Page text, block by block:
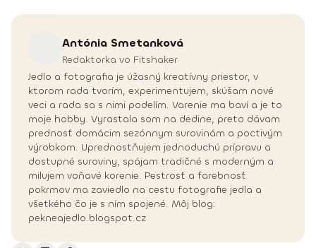
Antónia Smetanková
Redaktorka vo Fitshaker
Jedlo a fotografia je úžasný kreatívny priestor, v
ktorom rada tvorím, experimentujem, skúšam nové
veci a rada sa s nimi podelím. Varenie ma baví a je to
moje hobby. Vyrastala som na dedine, preto dávam
prednosť domácim sezónnym surovinám a poctivým
výrobkom. Uprednostňujem jednoduchú prípravu a
dostupné suroviny, spájam tradičné s moderným a
milujem voňavé korenie. Pestrosť a farebnosť
pokrmov ma zaviedlo na cestu fotografie jedla a
všetkého čo je s ním spojené. Môj blog:
pekneajedlo.blogspot.cz